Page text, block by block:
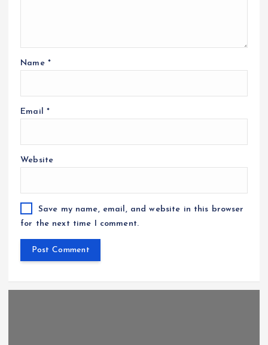
Name *
Email *
Website
Save my name, email, and website in this browser
for the next time I comment.